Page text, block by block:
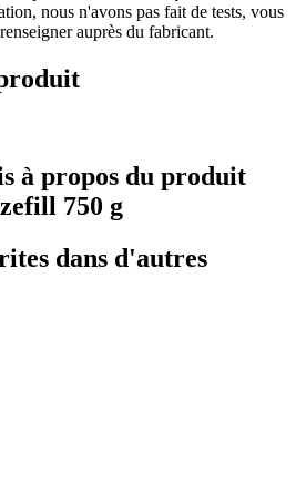
nous n'avons pas fait de tests, vous
auprès du fabricant.
à propos du produit
750 g
dans d'autres